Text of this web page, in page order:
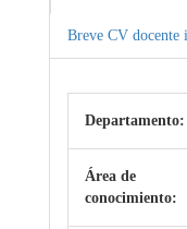
Breve CV docente
Departamento:
Área de
conocimiento: